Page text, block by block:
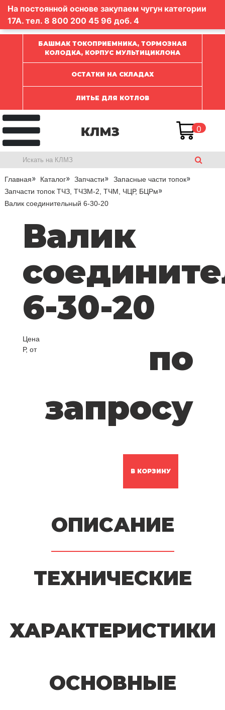
На постоянной основе закупаем чугун категории
17А. тел. 8 800 200 45 96 доб. 4
БАШМАК ТОКОПРИЕМНИКА, ТОРМОЗНАЯ
КОЛОДКА, КОРПУС МУЛЬТИЦИКЛОНА
ОСТАТКИ НА СКЛАДАХ
ЛИТЬЕ ДЛЯ КОТЛОВ
0
Главная Каталог Запчасти
Запасные части топок
Запчасти топок ТЧЗ, ТЧЗМ-2, ТЧМ, ЧЦР, БЦРм
Валик соединительный 6-30-20
Валик
6-30-20
Цена
Р, от
по
запросу
В КОРЗИНУ
ОПИСАНИЕ
ТЕХНИЧЕСКИЕ
ХАРАКТЕРИСТИКИ
ОСНОВНЫЕ